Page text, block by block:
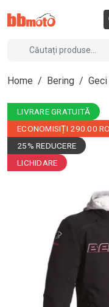
Home / Bering /
LIVRARE GRATUITĂ
ECONOMISIȚI 290.00
25% REDUCERE
LICHIDARE